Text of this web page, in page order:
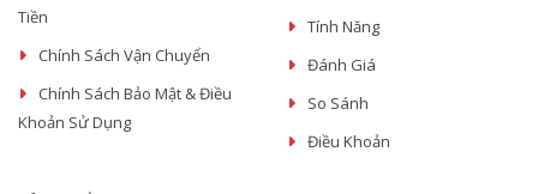
Tiền
Chính Sách Vận Chuyển
Chính Sách Bảo Mật & Điều
Khoản Sử Dụng
Tính Năng
Đánh Giá
So Sánh
Điều Khoản